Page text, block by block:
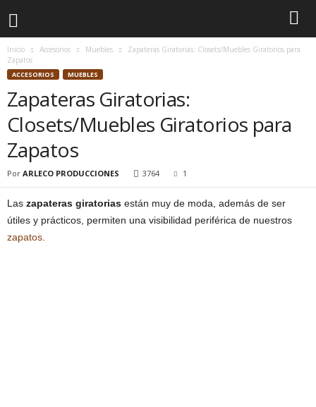
Inicio Accesorios Muebles
Zapateras Giratorias: Closets/Muebles Giratorios para
Zapatos
ACCESORIOS MUEBLES
Zapateras Giratorias:
Closets/Muebles Giratorios para
Zapatos
Por ARLECO PRODUCCIONES 3764 1
Las zapateras giratorias están muy de moda, además de ser
útiles y prácticos, permiten una visibilidad periférica de nuestros
zapatos